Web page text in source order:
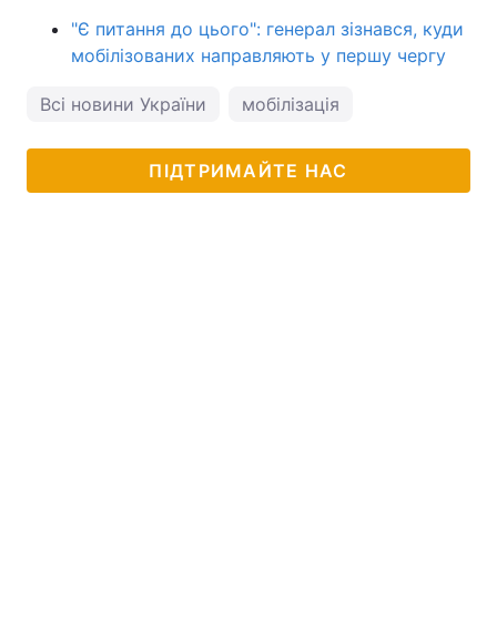
"Є питання до цього": генерал зізнався, куди
мобілізованих направляють у першу чергу
Всі новини України мобілізація
ПІДТРИМАЙТЕ НАС